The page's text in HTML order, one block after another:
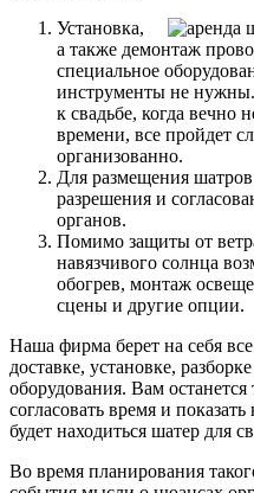
Установка,
а также демонтаж
специальное
инструменты не
к свадьбе, когда вечно
времени, все пройдет
организованно.
Для размещения
разрешения и
органов.
Помимо защиты от
навязчивого солнца
обогрев, монтаж
сцены и другие опции.
Наша фирма берет на себя
доставке, установке,
оборудования. Вам останется
согласовать время и
будет находиться шатер для
Во время планирования